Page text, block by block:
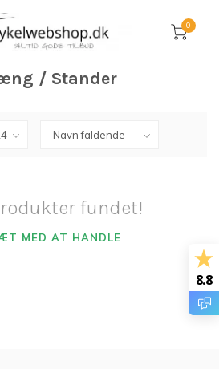
0
30 dages returret!
/ Ophæng / Stander
/ Stander
fundet!
MED AT HANDLE
8.8